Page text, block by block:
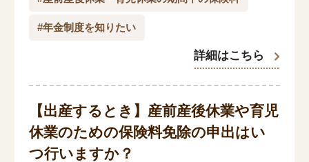
#年金制度を知りたい
詳細はこちら
【出産するとき】 産前産後休業や育児
休業のための保険料免除の申出はい
つ行いますか？